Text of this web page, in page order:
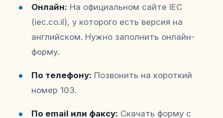
Онлайн: На официальном сайте IEC
(iec.co.il), у которого есть версия на
английском. Нужно заполнить онлайн-
форму.
По телефону: Позвонить на короткий
номер 103.
По email или факсу: Скачать форму с